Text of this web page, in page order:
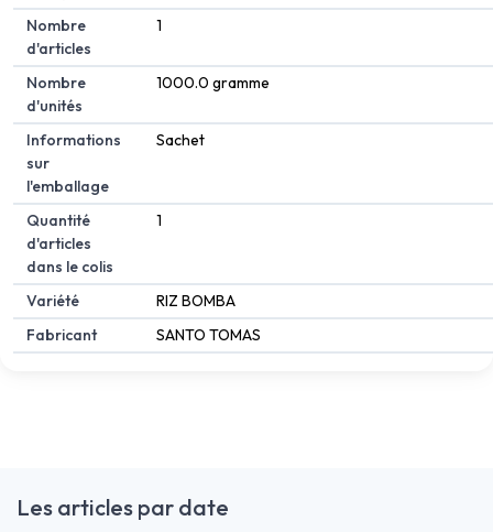
Nombre
d'articles
1
Nombre
d'unités
1000.0 gramme
Informations
sur
l'emballage
Sachet
Quantité
d'articles
dans le colis
1
Variété
RIZ BOMBA
Fabricant
SANTO TOMAS
Les articles par date